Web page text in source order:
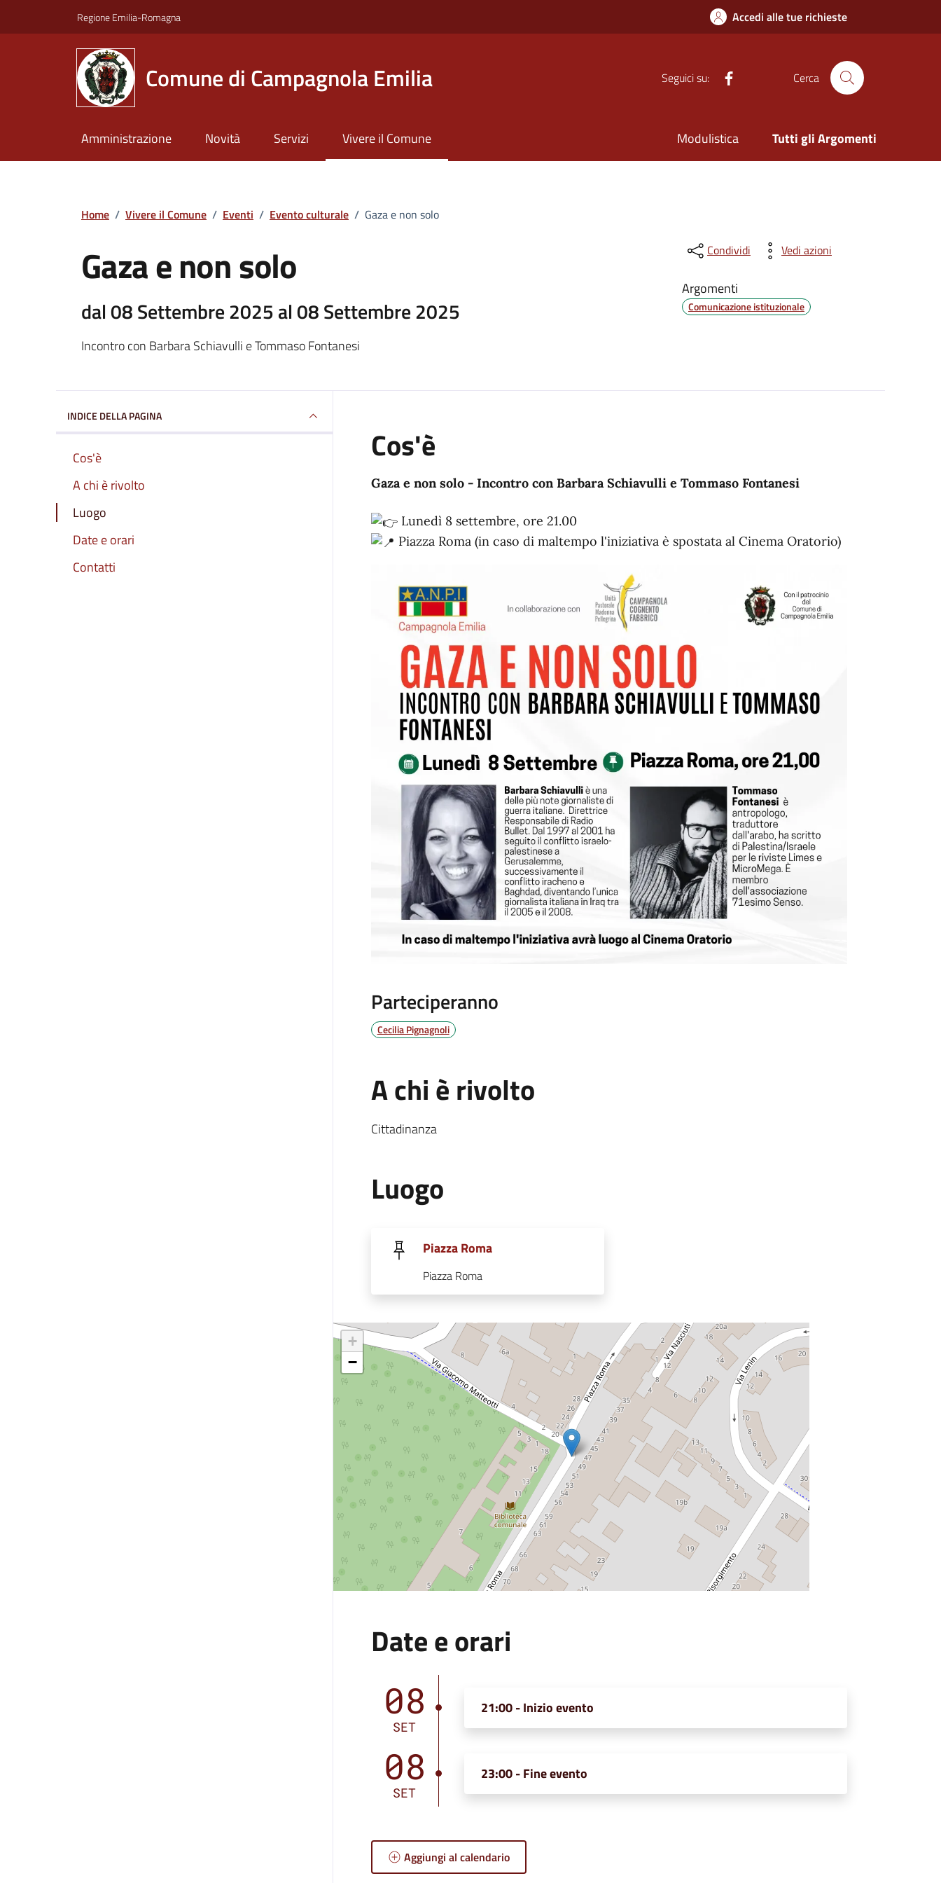
Regione Emilia-Romagna Accedi alle tue richieste
Comune di Campagnola Emilia Seguici su: Cerca
Amministrazione Novità Servizi Vivere il Comune Modulistica Tutti gli Argomenti
Home / Vivere il Comune / Eventi / Evento culturale / Gaza e non solo
Gaza e non solo
dal 08 Settembre 2025 al 08 Settembre 2025
Incontro con Barbara Schiavulli e Tommaso Fontanesi
Condividi Vedi azioni
Argomenti
Comunicazione istituzionale
INDICE DELLA PAGINA
Cos'è
A chi è rivolto
Luogo
Date e orari
Contatti
Cos'è
Gaza e non solo - Incontro con Barbara Schiavulli e Tommaso Fontanesi
Lunedì 8 settembre, ore 21.00
Piazza Roma (in caso di maltempo l'iniziativa è spostata al Cinema Oratorio)
Parteciperanno
Cecilia Pignagnoli
A chi è rivolto
Cittadinanza
Luogo
Piazza Roma
Piazza Roma
+
−
Date e orari
08
SET
21:00 - Inizio evento
08
SET
23:00 - Fine evento
Aggiungi al calendario